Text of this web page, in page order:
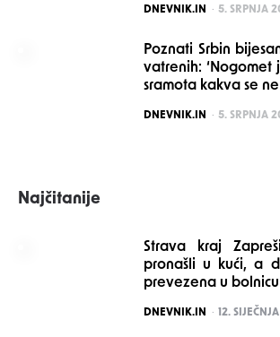
POSTED
DNEVNIK.IN 5. SRPNJA
Poznati Srbin
vatrenih: ‘Nogomet
sramota kakva se ne
POSTED
DNEVNIK.IN 5. SRPNJA
Najčitanije
Strava kraj
pronašli u kući, a
prevezena u bolnicu
POSTED
DNEVNIK.IN 12.